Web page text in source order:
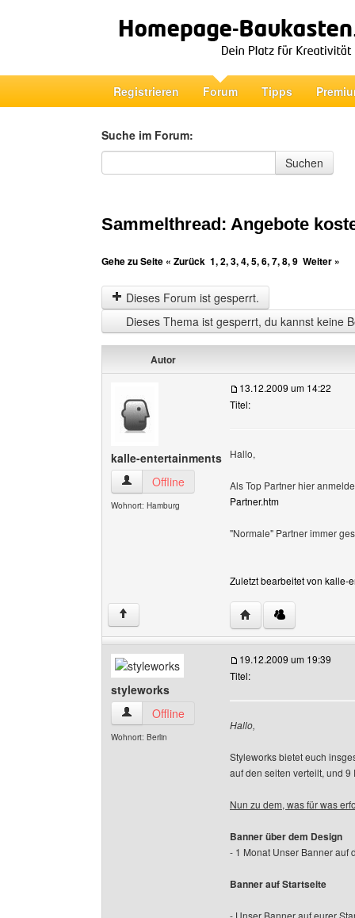
Registrieren Forum Tipps
Suche im Forum:
Suche im Forum
Suchen
Sammelthread: Angebote
Gehe zu Seite « Zurück 1,2,3,4,5,6,7,8,9 Weiter »
Dieses Forum ist gesperrt.
Dieses Thema ist gesperrt, du kannst keine
Autor
kalle-entertainments
kalle-entertainments Benutzer-Profile anzeigen
Offline
Wohnort: Hamburg
13.12.2009 um 14:22
Titel:
Hallo,
Als Top Partner hier
Partner.htm
"Normale" Partner immer
Zuletzt bearbeitet von kalle-
↑ Website dieses
styleworks
styleworks Benutzer-Profile anzeigen
Offline
Wohnort: Berlin
19.12.2009 um 19:39
Titel:
Hallo,
Styleworks bietet euch
auf den seiten verteilt, und 9
Nun zu dem, was für was
Banner über dem Design
- 1 Monat Unser Banner auf
Banner auf Startseite
- Unser Banner auf eurer